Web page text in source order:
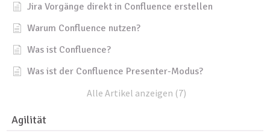
Jira Vorgänge direkt in Confluence erstellen
Warum Confluence nutzen?
Was ist Confluence?
Was ist der Confluence Presenter-Modus?
Alle Artikel anzeigen (7)
Agilität